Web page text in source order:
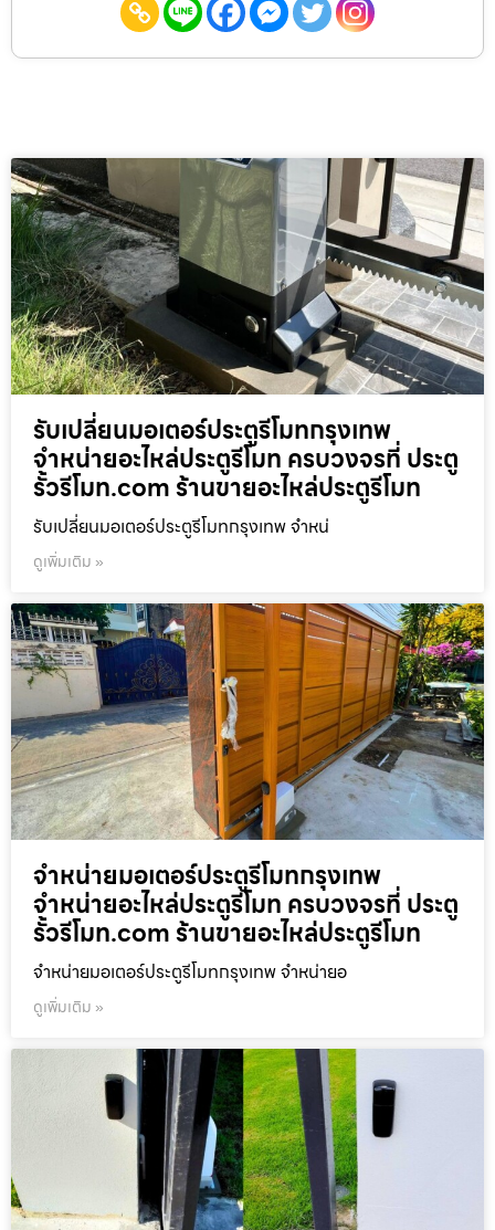
รับเปลี่ยนมอเตอร์ประตูรีโมทกรุงเทพ
จำหน่ายอะไหล่ประตูรีโมท ครบวงจรที่ ประตู
รั้วรีโมท.com ร้านขายอะไหล่ประตูรีโมท
รับเปลี่ยนมอเตอร์ประตูรีโมทกรุงเทพ จำหน่
ดูเพิ่มเติม »
จำหน่ายมอเตอร์ประตูรีโมทกรุงเทพ
จำหน่ายอะไหล่ประตูรีโมท ครบวงจรที่ ประตู
รั้วรีโมท.com ร้านขายอะไหล่ประตูรีโมท
จำหน่ายมอเตอร์ประตูรีโมทกรุงเทพ จำหน่ายอ
ดูเพิ่มเติม »